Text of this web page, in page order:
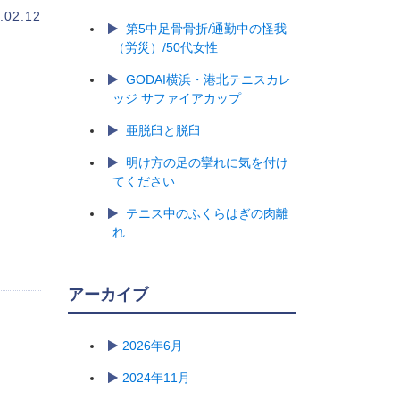
第5中足骨骨折/通勤中の怪我
（労災）/50代女性
GODAI横浜・港北テニスカレ
ッジ サファイアカップ
亜脱臼と脱臼
明け方の足の攣れに気を付け
てください
テニス中のふくらはぎの肉離
れ
アーカイブ
2026年6月
2024年11月